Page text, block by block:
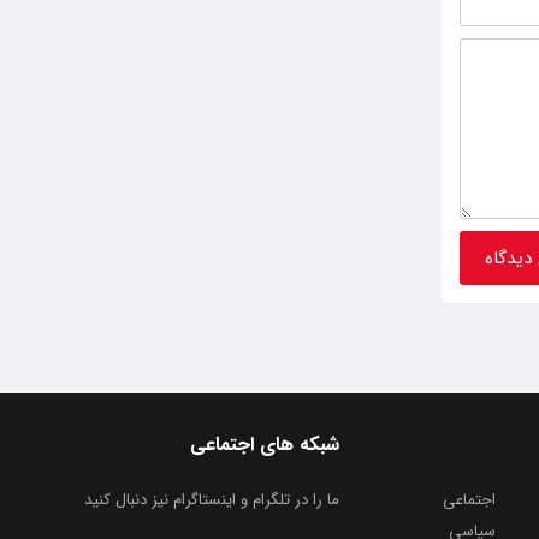
شبکه های اجتماعی
ما را در تلگرام و اینستاگرام نیز دنبال کنید
اجتماعی
سیاسی